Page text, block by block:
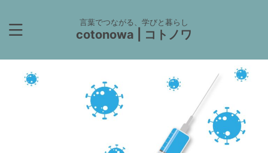
言葉でつながる、学びと暮らし
cotonowa | コトノワ